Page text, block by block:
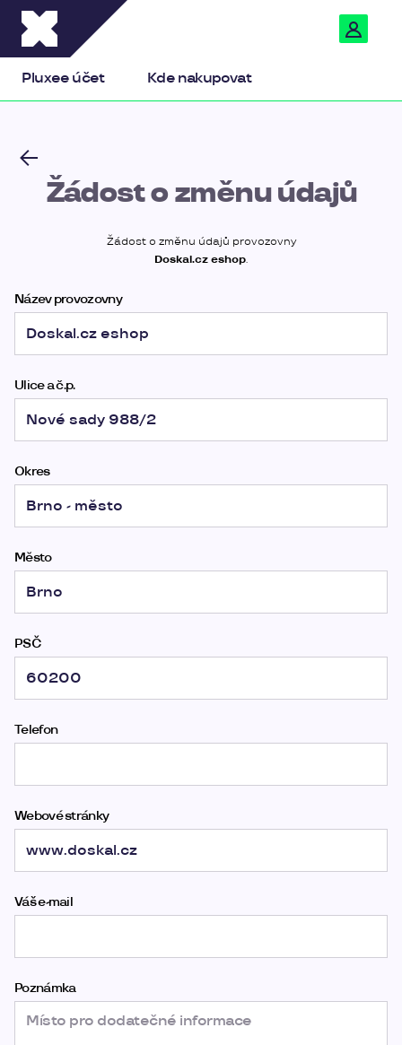
Pluxee účet Kde nakupovat
Žádost o změnu údajů
Žádost o změnu údajů provozovny
Doskal.cz eshop.
Název provozovny
Ulice a č.p.
Okres
Město
PSČ
Telefon
Webové stránky
Váš e-mail
Poznámka